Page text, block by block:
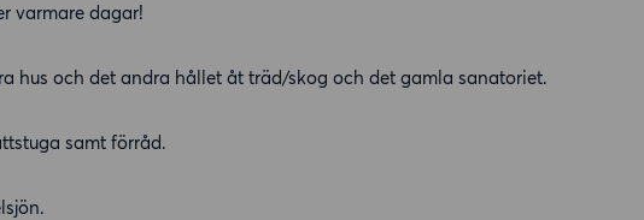
varmare dagar!
hus och det andra hållet åt träd/skog och det gamla sanatoriet.
samt förråd.